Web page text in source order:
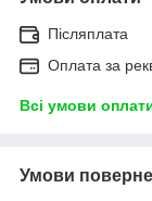
Післяплата
Оплата за
Всі умови
Умови